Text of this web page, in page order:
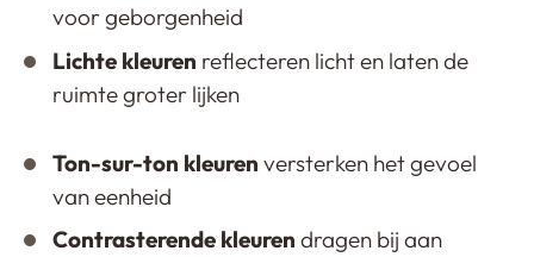
voor geborgenheid
Lichte kleuren reflecteren licht en laten de
ruimte groter lijken
Ton-sur-ton kleuren versterken het gevoel
van eenheid
Contrasterende kleuren dragen bij aan